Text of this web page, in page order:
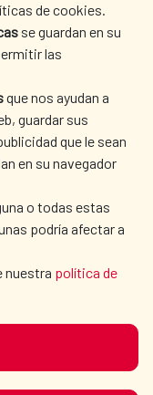
de cookies.
se guardan en su
las
que nos ayudan a
guardar sus
que le sean
en su navegador
o todas estas
podría afectar a
nuestra política de
COOPÉRONS
DE PRESSE
BIBLIOTHÈQUE
DES DONNÉES